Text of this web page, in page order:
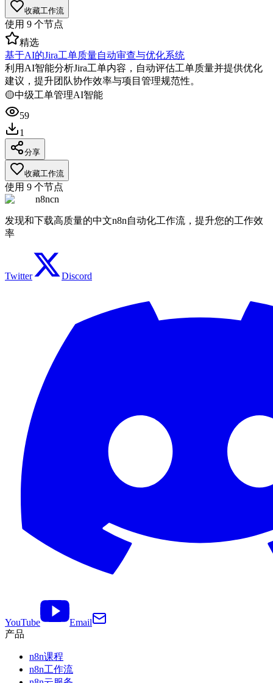
收藏工作流
使用 9 个节点
精选
基于AI的Jira工单质量自动审查与优化系统
利用AI智能分析Jira工单内容，自动评估工单质量并提供优化
建议，提升团队协作效率与项目管理规范性。
🟡中级工单管理AI智能
59
1
分享
收藏工作流
使用 9 个节点
n8ncn
发现和下载高质量的中文n8n自动化工作流，提升您的工作效
率
Twitter Discord
YouTube
Email
产品
n8n课程
n8n工作流